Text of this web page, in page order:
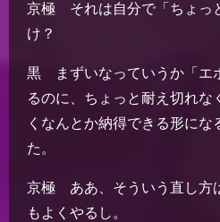
京極 それは自分で「ちょっ
け？
黒 まずいなっていうか「エ
るのに、ちょっと耐え切れな
くなんとか納得できる形にな
た。
京極 ああ、そういう直し方
もよくやるし。